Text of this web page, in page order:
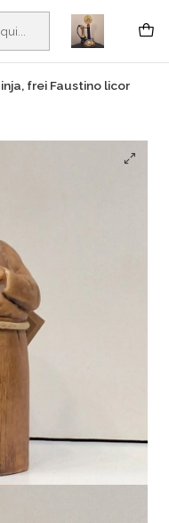
antiguidades em Viana do
frei Faustino licor